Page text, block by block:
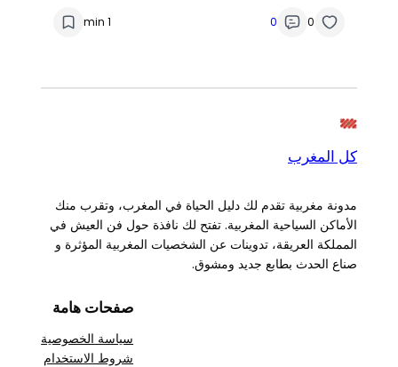
0
0
1 min
كل المغرب
مدونة مغربية تقدم لك دليل الحياة في المغرب، وتقرب منك
الأماكن السياحية المغربية. تفتح لك نافذة حول فن العيش في
المملكة العريقة، تدوينات عن الشخصيات المغربية المؤثرة و
صناع الحدث بطابع جديد ومشوق.
صفحات هامة
سياسة الخصوصية
شروط الاستخدام